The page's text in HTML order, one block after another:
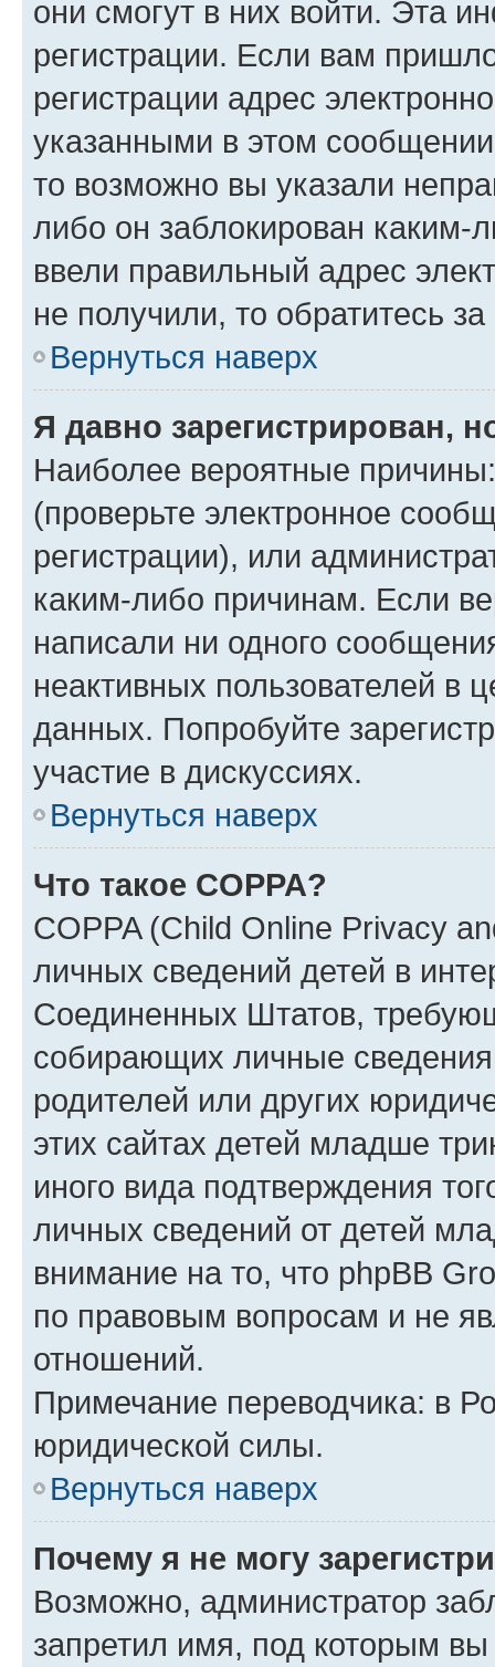
они смогут в них войти. Эта
регистрации. Если вам
регистрации адрес
указанными в этом
то возможно вы указали
либо он заблокирован
ввели правильный адрес
не получили, то обратитесь
Вернуться наверх
Я давно зарегистрирован,
Наиболее вероятные
(проверьте электронное
регистрации), или
каким-либо причинам. Если
написали ни одного
неактивных пользователей в
данных. Попробуйте
участие в дискуссиях.
Вернуться наверх
Что такое COPPA?
COPPA (Child Online Privacy
личных сведений детей в
Соединенных Штатов,
собирающих личные
родителей или других
этих сайтах детей младше
иного вида подтверждения
личных сведений от детей
внимание на то, что phpBB
по правовым вопросам и не
отношений.
Примечание переводчика: в
юридической силы.
Вернуться наверх
Почему я не могу
Возможно, администратор
запретил имя, под которым вы